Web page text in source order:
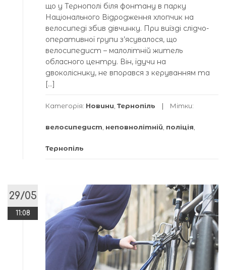
що у Тернополі біля фонтану в парку
Національного Відродження хлопчик на
велосипеді збив дівчинку. При виїзді слідчо-
оперативної групи з’ясувалося, що
велосипедист – малолітній житель
обласного центру. Він, їдучи на
двоколіснику, не впорався з керуванням та
[…]
Категорія: Новини Тернопіль Мітки:
велосипедист неповнолітній поліція
Тернопіль
29/05
11:08